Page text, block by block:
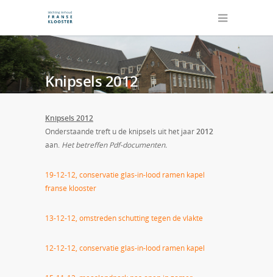
Knipsels 2012
Knipsels 2012
Onderstaande treft u de knipsels uit het jaar2012
aan. Het betreffen Pdf-documenten.
19-12-12, conservatie glas-in-lood ramen kapel
franse klooster
13-12-12, omstreden schutting tegen de vlakte
12-12-12, conservatie glas-in-lood ramen kapel